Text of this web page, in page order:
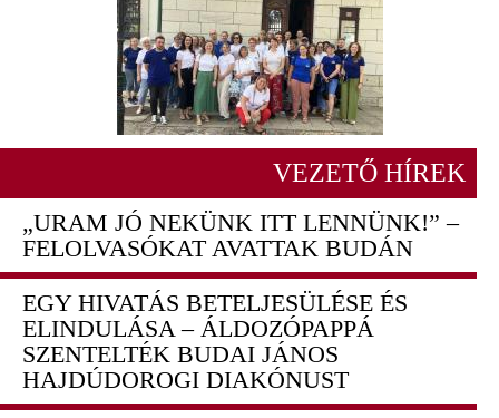
VEZETŐ HÍREK
„URAM JÓ NEKÜNK ITT LENNÜNK!” –
FELOLVASÓKAT AVATTAK BUDÁN
EGY HIVATÁS BETELJESÜLÉSE ÉS
ELINDULÁSA – ÁLDOZÓPAPPÁ
SZENTELTÉK BUDAI JÁNOS
HAJDÚDOROGI DIAKÓNUST